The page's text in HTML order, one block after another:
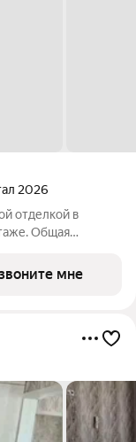
2026
отделкой в
Общая
очень светлая,
мне